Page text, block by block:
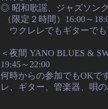
◎ 昭和歌謡、ジャズソン
（限定２時間） 16:00～
ウクレレでもギターで
＜夜間 YANO BLUES &
19:45～22:00
何時からの参加でもOKで
レ、ギター、管楽器、唄